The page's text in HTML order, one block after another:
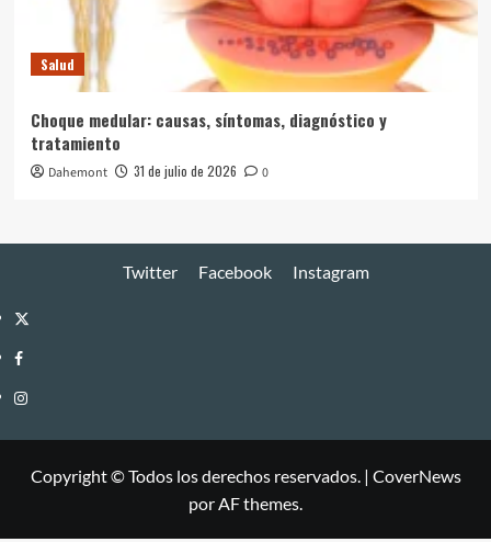
Salud
Choque medular: causas, síntomas, diagnóstico y
tratamiento
Dahemont 31 de julio de 2026 0
Twitter Facebook Instagram
Twitter
Facebook
Instagram
Copyright © Todos los derechos reservados. | CoverNews
por AF themes.